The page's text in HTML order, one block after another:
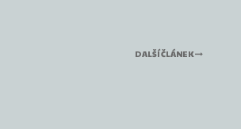
DALŠÍ ČLÁNEK